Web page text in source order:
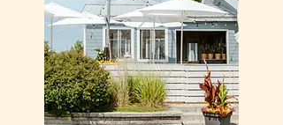
Parc Provancher, 168 places.
École Marguerite-d'Youville, 30 places
(après 17h).
Parc-O-Bus Chaudière, 23 places.